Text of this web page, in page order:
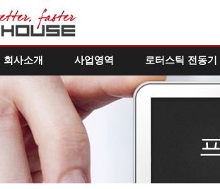
회사소개 사업영역 로터스틱 전동기